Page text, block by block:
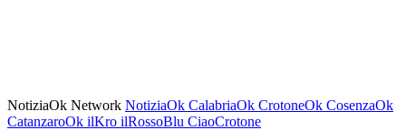
NotiziaOk Network NotiziaOk CalabriaOk CrotoneOk CosenzaOk
CatanzaroOk ilKro ilRossoBlu CiaoCrotone